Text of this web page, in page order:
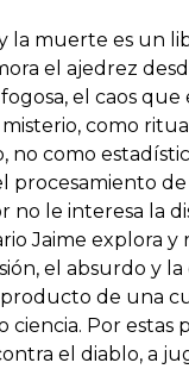
la muerte es un
el ajedrez
el caos que
como
no como
procesamiento de
no le interesa la
Jaime explora y
el absurdo y
producto de una
ciencia. Por estas
el diablo, a